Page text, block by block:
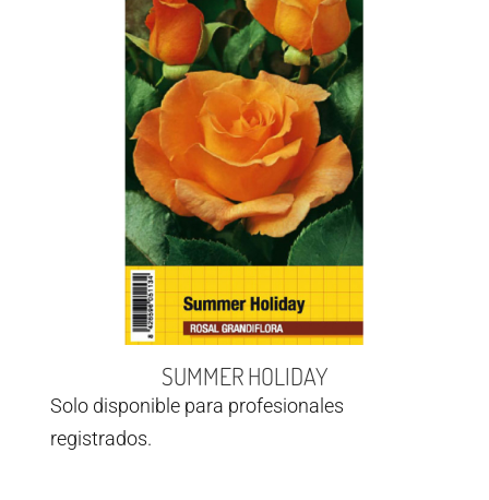
SUMMER HOLIDAY
Solo disponible para profesionales
registrados.